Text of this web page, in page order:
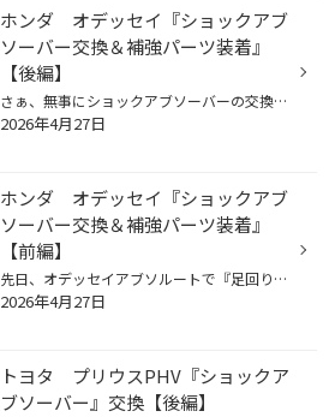
ホンダ オデッセイ『ショックアブ
ソーバー交換＆補強パーツ装着』
【後編】
さぁ、無事にショックアブソーバーの交換が終わったので、次はボディ補強パーツの 装着に取り掛かります(^_^)/ こちらも２名体制で作業を実施！！ まずは、スタビバーからスタート！！ 次にパワーブレースに着工！！ 【Rear Additional Sway Bar】 リヤのロールを抑えたい方にオススメ！！ 【Power ...
2026年4月27日
ホンダ オデッセイ『ショックアブ
ソーバー交換＆補強パーツ装着』
【前編】
先日、オデッセイアブソルートで『足回りリフレッシュプラン』を行いました(^_^)/ そして、今回実施するメニューは・・・ ①KYB『NEW SR SPECIAL』（ショックアブソーバー）交換 ②CUSCO『ボディ補強パーツ』取り付け ③アライメント調整 盛り沢山の作業になっていますヨ～!(^^)! 今回はご紹...
2026年4月27日
トヨタ プリウスPHV『ショックア
ブソーバー』交換【後編】